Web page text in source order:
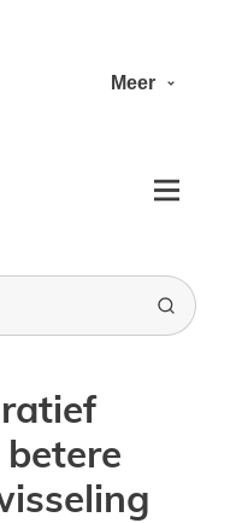
Meer
Zoeken
Menu